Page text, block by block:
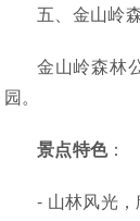
五、金山岭
金山岭森林
园。
景点特色：
- 山林风光，